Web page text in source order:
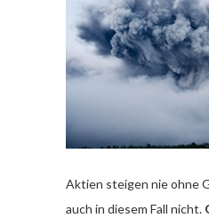
Aktien steigen nie ohne
auch in diesem Fall nicht.